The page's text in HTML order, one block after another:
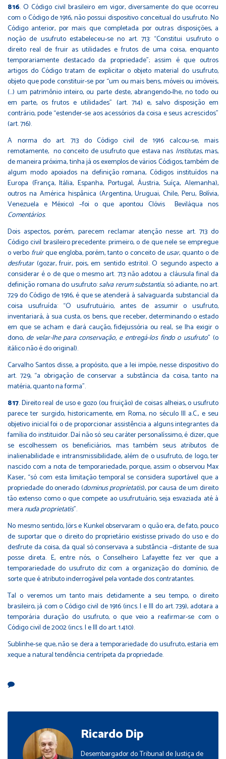
816. O Código civil brasileiro em vigor, diversamente do que ocorreu
com o Código de 1916, não possui dispositivo conceitual do usufruto. No
Código anterior, por mais que completada por outras disposições, a
noção de usufruto estabeleceu-se no art. 713: “Constitui usufruto o
direito real de fruir as utilidades e frutos de uma coisa, enquanto
temporariamente destacado da propriedade”; assim é que outros
artigos do Código tratam de explicitar o objeto material do usufruto,
objeto que pode constituir-se por “um ou mais bens, móveis ou imóveis,
(…) um patrimônio inteiro, ou parte deste, abrangendo-lhe, no todo ou
em parte, os frutos e utilidades” (art. 714) e, salvo disposição em
contrário, pode “estender-se aos acessórios da coisa e seus acrescidos”
(art. 716).
A norma do art. 713 do Código civil de 1916 calcou-se, mais
remotamente, no conceito de usufruto que estava nas Institutas, mas,
de maneira próxima, tinha já os exemplos de vários Códigos, também de
algum modo apoiados na definição romana, Códigos instituídos na
Europa (França, Itália, Espanha, Portugal, Áustria, Suíça, Alemanha),
outros na América hispânica (Argentina, Uruguai, Chile, Peru, Bolívia,
Venezuela e México) –foi o que apontou Clóvis Beviláqua nos
Comentários.
Dois aspectos, porém, parecem reclamar atenção nesse art. 713 do
Código civil brasileiro precedente: primeiro, o de que nele se empregue
o verbo fruirque engloba, porém, tanto o conceito deusar, quanto o de
desfrutar (gozar, fruir, pois, em sentido estrito). O segundo aspecto a
considerar é o de que o mesmo art. 713 não adotou a cláusula final da
definição romana do usufruto:salva rerum substantia; só adiante, no art.
729 do Código de 1916, é que se atenderá à salvaguarda substancial da
coisa usufruída: “O usufrutuário, antes de assumir o usufruto,
inventariará, à sua custa, os bens, que receber, determinando o estado
em que se acham e dará caução, fidejussória ou real, se lha exigir o
dono, de velar-lhe para conservação, e entregá-los findo o usufruto” (o
itálico não é do original).
Carvalho Santos disse, a propósito, que a lei impõe, nesse dispositivo do
art. 729, “a obrigação de conservar a substância da coisa, tanto na
matéria, quanto na forma”.
817. Direito real de uso e gozo (ou fruição) de coisas alheias, o usufruto
parece ter surgido, historicamente, em Roma, no século III a.C., e seu
objetivo inicial foi o de proporcionar assistência a alguns integrantes da
família do instituidor. Daí não só seu caráter personalíssimo, é dizer, que
se escolhessem os beneficiários, mas também seus atributos de
inalienabilidade e intransmissibilidade, além de o usufruto, de logo, ter
nascido com a nota de temporariedade, porque, assim o observou Max
Kaser, “só com esta limitação temporal se considera suportável que a
propriedade do onerado (dominus proprietatis), por causa de um direito
tão extenso como o que compete ao usufrutuário, seja esvaziada até à
mera nuda proprietatis”.
No mesmo sentido, Jörs e Kunkel observaram o quão era, de fato, pouco
de suportar que o direito do proprietário existisse privado do uso e do
desfrute da coisa, da qual só conservava a substância –distante de sua
posse direta. E, entre nós, o Conselheiro Lafayette fez ver que a
temporariedade do usufruto diz com a organização do domínio, de
sorte que é atributo inderrogável pela vontade dos contratantes.
Tal o veremos um tanto mais detidamente a seu tempo, o direito
brasileiro, já com o Código civil de 1916 (incs. I e III do art. 739), adotara a
temporária duração do usufruto, o que veio a reafirmar-se com o
Código civil de 2002 (incs. I e III do art. 1.410).
Sublinhe-se que, não se dera a temporariedade do usufruto, estaria em
xeque a natural tendência centrípeta da propriedade.
Ricardo Dip
Desembargador do Tribunal de Justiça de